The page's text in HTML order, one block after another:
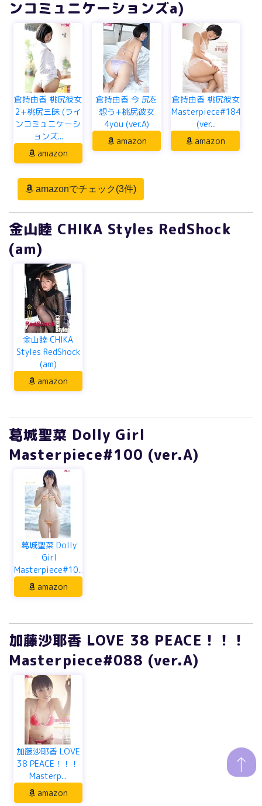
ンコミュニケーションズa)
倉持由香 桃尻彼女
2+桃尻三昧 (ライ
ンコミュニケーシ
ョンズ...
amazon
倉持由香 今 尻を
想う+桃尻彼女
4you (ver.A)
amazon
倉持由香 桃尻彼女
Masterpiece#184
(ver...
amazon
amazonでチェック(3件)
金山睦 CHIKA Styles RedShock
(am)
金山睦 CHIKA
Styles RedShock
(am)
amazon
葛城聖菜 Dolly Girl
Masterpiece#100 (ver.A)
葛城聖菜 Dolly
Girl
Masterpiece#10...
amazon
加藤沙耶香 LOVE 38 PEACE！！！
Masterpiece#088 (ver.A)
加藤沙耶香 LOVE
38 PEACE！！！
Masterp...
amazon